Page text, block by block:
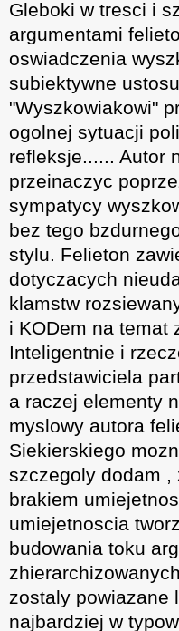
Gleboki w tresci i
argumentami
oswiadczenia
subiektywne
"Wyszkowiakowi"
ogolnej sytuacji
refleksje...... Autor
przeinaczyc
sympatycy
bez tego
stylu. Felieton
dotyczacych
klamstw
i KODem na temat
Inteligentnie i
przedstawiciela
a raczej elementy
myslowy autora
Siekierskiego
szczegoly dodam ,
brakiem
umiejetnoscia
budowania toku
zostaly powiazane
najbardziej w